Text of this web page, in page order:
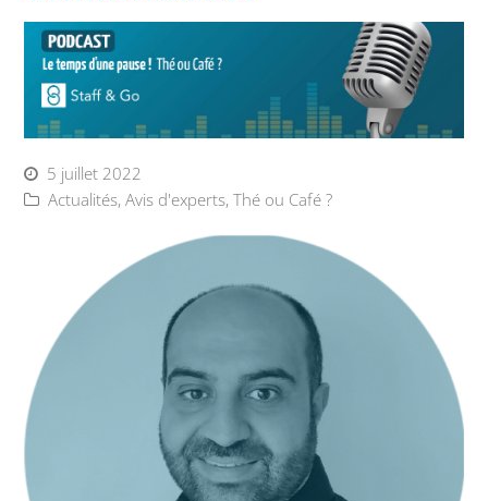
5 juillet 2022
Actualités,Avis d'experts,Thé ou Café ?